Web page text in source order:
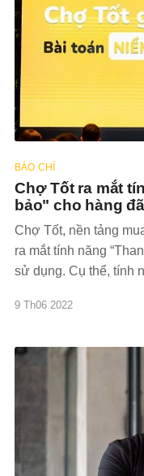
BÁO CHÍ
Chợ Tốt ra mắt
bảo" cho hàng
Chợ Tốt, nền tảng
ra mắt tính năng
sử dụng. Cụ thể, tính năng này hoạt động như hệ thống
đảm an
9 Th06 2022